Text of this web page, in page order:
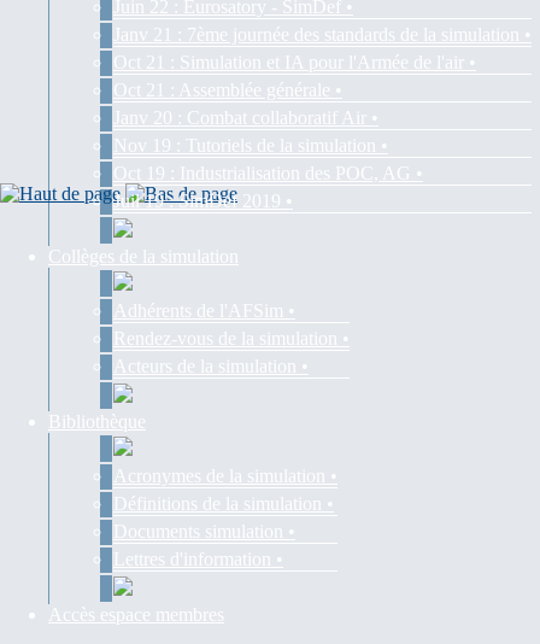
Juin 22 : Eurosatory - SimDef •
Janv 21 : 7ème journée des standards de la simulation •
Oct 21 : Simulation et IA pour l'Armée de l'air •
Oct 21 : Assemblée générale •
Janv 20 : Combat collaboratif Air •
Nov 19 : Tutoriels de la simulation •
Oct 19 : Industrialisation des POC, AG •
Juil 19 : SimDef 2019 •
Collèges de la simulation
Adhérents de l'AFSim •
Rendez-vous de la simulation •
Acteurs de la simulation •
Bibliothèque
Acronymes de la simulation •
Définitions de la simulation •
Documents simulation •
Lettres d'information •
Accès espace membres